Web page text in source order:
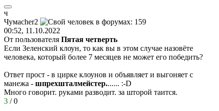
ч
Чумаcher2
00:52, 11.10.2022
От пользователя Пятая четверть
Если Зеленский клоун, то как вы в этом случае назовёте
человека, который более 7 месяцев не может его победить?
Ответ прост - в цирке клоунов и объявляет и выгоняет с
манежа - шпрехшталмейстер....... :-D
Много говорит. руками разводит. за шторой таится.
3 /0